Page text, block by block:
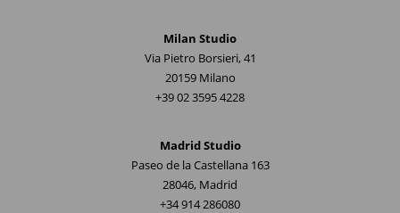
Milan Studio
Via Pietro Borsieri, 41
20159 Milano
+39 02 3595 4228
Madrid Studio
Paseo de la Castellana 163
28046, Madrid
+34 914 286080